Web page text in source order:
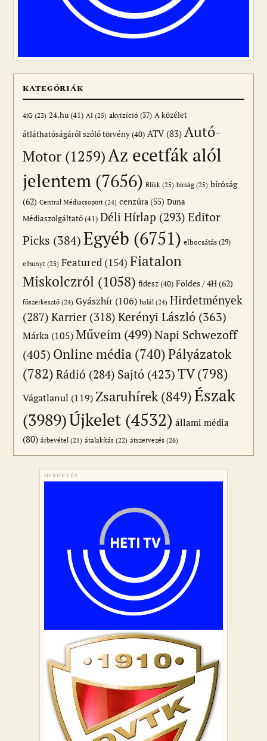
KATEGÓRIÁK
4iG (23) 24.hu(41) AI (25) akvizíció (37) A közélet
átláthatóságáról szóló törvény(40) ATV(83) Autó-
Motor (1259)Az ecetfák alól
jelentem (7656) Blikk (25) bírság (25) bíróság
(62) Central Médiacsoport (24) cenzúra (55) Duna
Médiaszolgáltató(41) Déli Hírlap (293) Editor
Picks (384)Egyéb (6751) elbocsátás (29)
elhunyt (23) Featured (154) Fiatalon
Miskolczról (1058) fidesz(40) Földes / 4H(62)
főszerkesztő (24) Gyászhír (106) halál (24) Hirdetmények
(287) Karrier(318) Kerényi László (363)
Márka (105) Műveim (499)Napi Schwezoff
(405) Online média (740)Pályázatok
(782) Rádió (284) Sajtó (423)TV(798)
Vágatlanul (119) Zsaruhírek (849)Észak
(3989)Újkelet (4532) állami média
(80) árbevétel (21) átalakítás (22) átszervezés (26)
HIRDETÉS